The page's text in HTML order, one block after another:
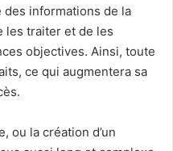
des informations de la
les traiter et de les
objectives. Ainsi, toute
ce qui augmentera sa
ou la création d’un